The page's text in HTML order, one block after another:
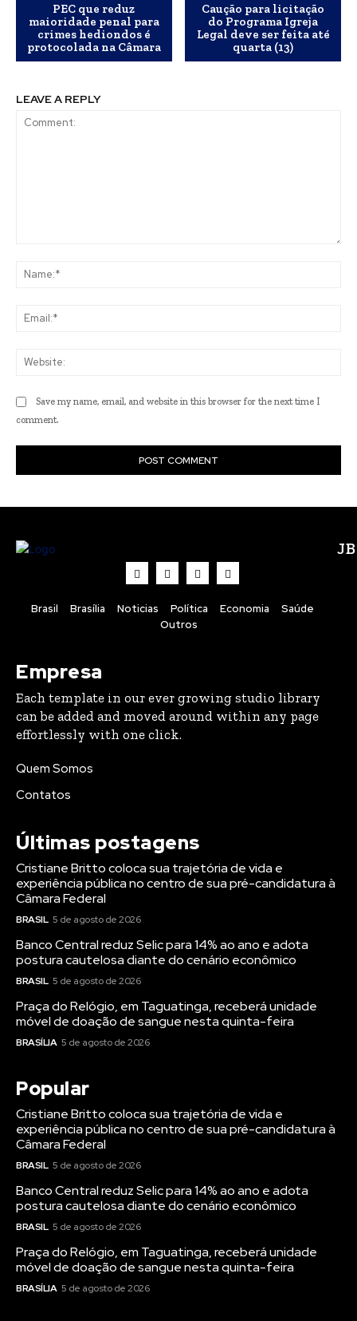
PEC que reduz
maioridade penal para
crimes hediondos é
protocolada na Câmara
Caução para licitação
do Programa Igreja
Legal deve ser feita até
quarta (13)
LEAVE A REPLY
Save my name, email, and website in this browser for the next time I
comment.
Brasil Brasília Noticias Política Economia
Saúde
Outros
Empresa
Each template in our ever growing studio library
can be added and moved around within any page
effortlessly with one click.
Quem Somos
Contatos
Últimas postagens
Cristiane Britto coloca sua trajetória de vida e
experiência pública no centro de sua pré-candidatura à
Câmara Federal
BRASIL 5 de agosto de 2026
Banco Central reduz Selic para 14% ao ano e adota
postura cautelosa diante do cenário econômico
BRASIL 5 de agosto de 2026
Praça do Relógio, em Taguatinga, receberá unidade
móvel de doação de sangue nesta quinta-feira
BRASÍLIA 5 de agosto de 2026
Popular
Cristiane Britto coloca sua trajetória de vida e
experiência pública no centro de sua pré-candidatura à
Câmara Federal
BRASIL 5 de agosto de 2026
Banco Central reduz Selic para 14% ao ano e adota
postura cautelosa diante do cenário econômico
BRASIL 5 de agosto de 2026
Praça do Relógio, em Taguatinga, receberá unidade
móvel de doação de sangue nesta quinta-feira
BRASÍLIA 5 de agosto de 2026